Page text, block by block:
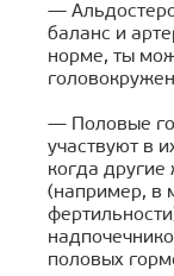
—
баланс и
норме, ты
— Половые
участвуют в
когда
(например, в
половых